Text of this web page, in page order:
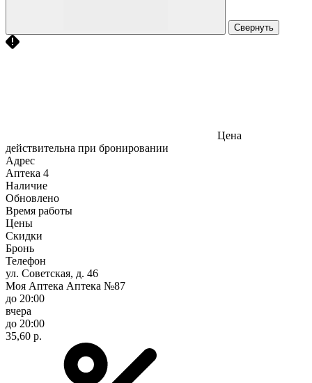
Свернуть
Цена
действительна при бронировании
Адрес
Аптека 4
Наличие
Обновлено
Время работы
Цены
Скидки
Бронь
Телефон
ул. Советская, д. 46
Моя Аптека Аптека №87
до 20:00
вчера
до 20:00
35,60 р.